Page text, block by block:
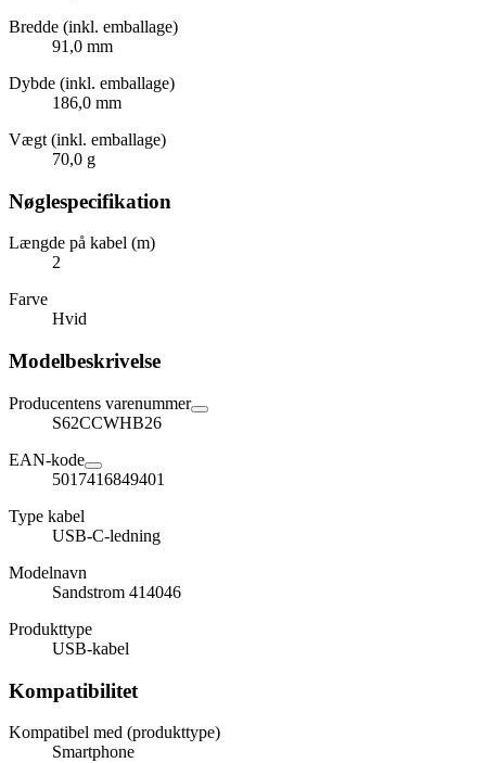
Bredde (inkl. emballage)
91,0 mm
Dybde (inkl. emballage)
186,0 mm
Vægt (inkl. emballage)
70,0 g
Nøglespecifikation
Længde på kabel (m)
2
Farve
Hvid
Modelbeskrivelse
Producentens varenummer
S62CCWHB26
EAN-kode
5017416849401
Type kabel
USB-C-ledning
Modelnavn
Sandstrom 414046
Produkttype
USB-kabel
Kompatibilitet
Kompatibel med (produkttype)
Smartphone